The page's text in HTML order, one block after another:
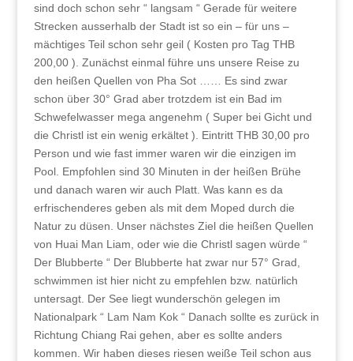
sind doch schon sehr “ langsam “ Gerade für weitere
Strecken ausserhalb der Stadt ist so ein – für uns –
mächtiges Teil schon sehr geil ( Kosten pro Tag THB
200,00 ). Zunächst einmal führe uns unsere Reise zu
den heißen Quellen von Pha Sot …… Es sind zwar
schon über 30° Grad aber trotzdem ist ein Bad im
Schwefelwasser mega angenehm ( Super bei Gicht und
die Christl ist ein wenig erkältet ). Eintritt THB 30,00 pro
Person und wie fast immer waren wir die einzigen im
Pool. Empfohlen sind 30 Minuten in der heißen Brühe
und danach waren wir auch Platt. Was kann es da
erfrischenderes geben als mit dem Moped durch die
Natur zu düsen. Unser nächstes Ziel die heißen Quellen
von Huai Man Liam, oder wie die Christl sagen würde “
Der Blubberte “ Der Blubberte hat zwar nur 57° Grad,
schwimmen ist hier nicht zu empfehlen bzw. natürlich
untersagt. Der See liegt wunderschön gelegen im
Nationalpark “ Lam Nam Kok “ Danach sollte es zurück in
Richtung Chiang Rai gehen, aber es sollte anders
kommen. Wir haben dieses riesen weiße Teil schon aus